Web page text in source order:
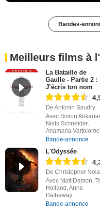
Bandes-
Meilleurs films à
La Bataille de
Gaulle - Partie 2 :
J’écris ton nom
De Antonin Baudry
Avec Simon
Niels Schneider,
Anamaria Vartolomei
Bande-annonce
L'Odyssée
De Christopher
Avec Matt Damon,
Holland, Anne
Hathaway
Bande-annonce